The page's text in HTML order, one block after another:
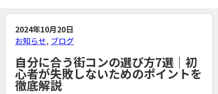
2024年10月20日
お知らせ, ブログ
自分に合う街コンの選び方7選｜初
心者が失敗しないためのポイントを
徹底解説